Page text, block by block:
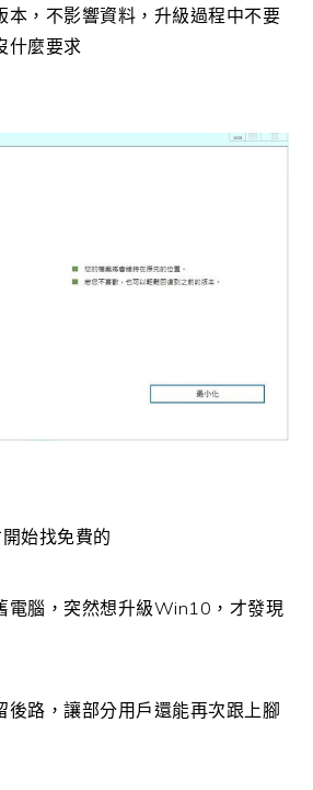
本，不影響資料，升級過程中不要
什麼要求
始找免費的
電腦，突然想升級Win10，才發現
後路，讓部分用戶還能再次跟上腳